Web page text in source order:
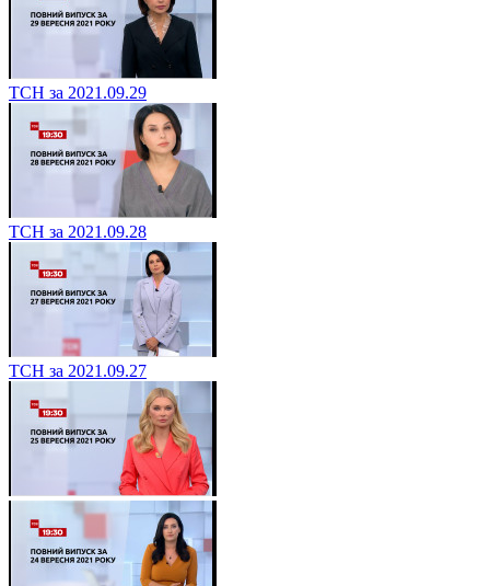
ТСН за 2021.09.29
ТСН за 2021.09.28
ТСН за 2021.09.27